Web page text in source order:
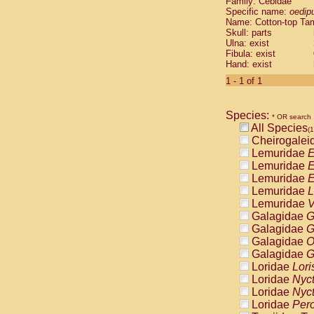
Cebidae
Cebidae
Cebidae
Cebidae
Cebidae
Cebidae
Cebidae
Cebidae
Cebidae
Cebidae
Cebidae
Cebidae
Atelidae
Atelidae
Atelidae
Atelidae
Atelidae
Atelidae
Atelidae
Atelidae
Atelidae
Atelidae
Pitheciidae
Specific name:
Name: Cotton-top
Skull: parts
Ulna: exist
Fibula: exist
Hand: exist
1 - 1 of 1
Species: * OR search
All Species
Lemuridae
Lemuridae
Lemuridae
Lemuridae
Lemuridae
Galagidae
Galagidae
Galagidae
Galagidae
Loridae
Loridae
Loridae
Loridae